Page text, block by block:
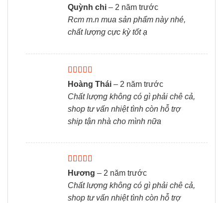
Được xếp
hạng55 sao
Quỳnh chi – 2 năm trước
Rcm m.n mua sản phẩm này nhé,
chất lượng cực kỳ tốt ạ
Được xếp
hạng55 sao
Hoàng Thái – 2 năm trước
Chất lượng không có gì phải chê cả,
shop tư vấn nhiệt tình còn hỗ trợ
ship tận nhà cho mình nữa
Được xếp
hạng 55 sao
Hương – 2 năm trước
Chất lượng không có gì phải chê cả,
shop tư vấn nhiệt tình còn hỗ trợ